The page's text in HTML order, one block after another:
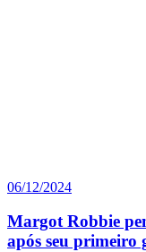
06/12/2024
Margot Robbie
após seu primeiro